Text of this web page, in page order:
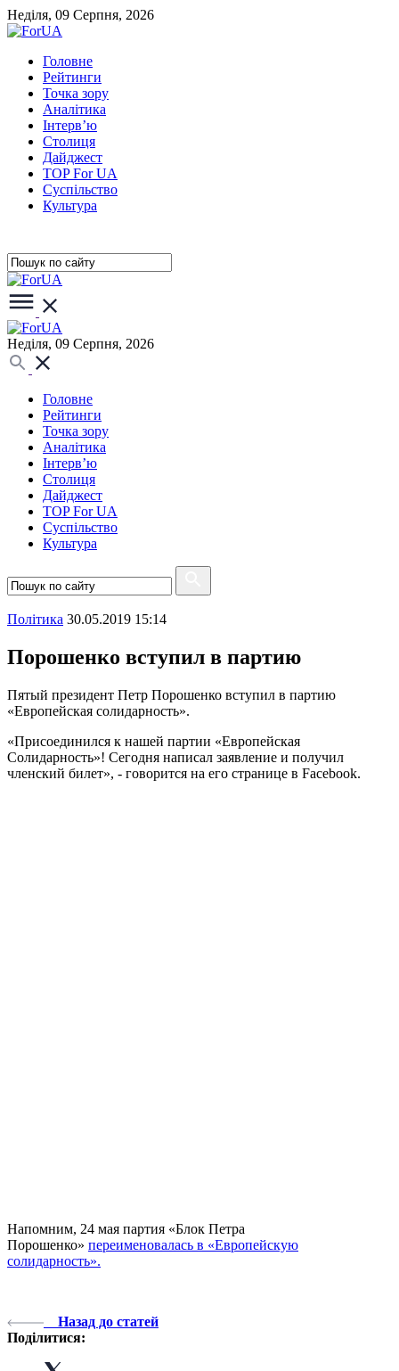
Неділя, 09 Серпня, 2026
Головне
Рейтинги
Точка зору
Аналітика
Інтерв’ю
Столиця
Дайджест
TOP For UA
Суспiльство
Культура
Неділя, 09 Серпня, 2026
Головне
Рейтинги
Точка зору
Аналітика
Інтерв’ю
Столиця
Дайджест
TOP For UA
Суспiльство
Культура
Полiтика 30.05.2019 15:14
Порошенко вступил в партию
Пятый президент Петр Порошенко вступил в партию
«Европейская солидарность».
«Присоединился к нашей партии «Европейская
Солидарность»! Сегодня написал заявление и получил
членский билет», - говорится на его странице в Facebook.
Напомним, 24 мая партия «Блок Петра
Порошенко» переименовалась в «Европейскую
солидарность».
Назад до статей
Поділитися: